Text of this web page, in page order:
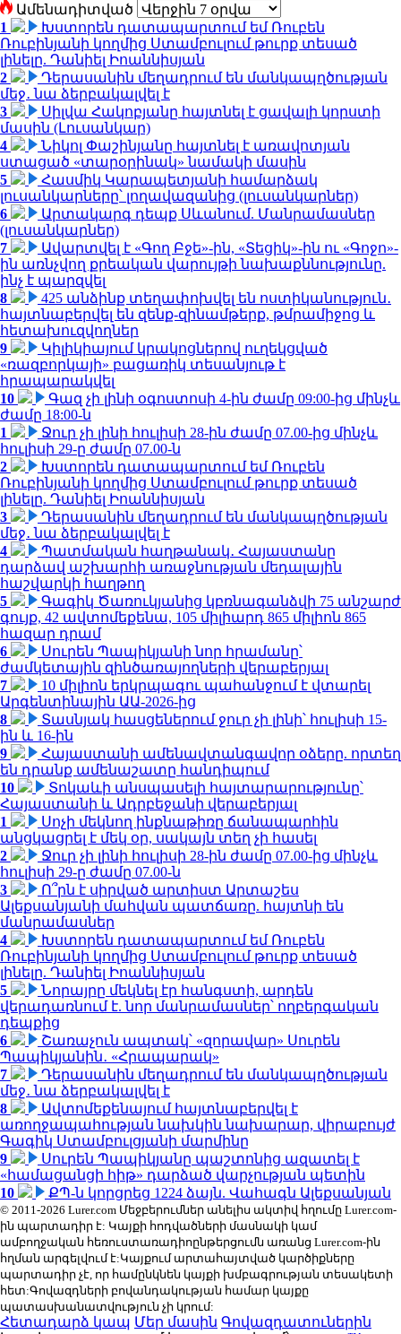
Ամենադիտված
1
Խստորեն դատապարտում եմ Ռուբեն
Ռուբինյանի կողմից Ստամբուլում թուրք տեսած
լինելը. Դանիել Իոաննիսյան
2
Դերասանին մեղադրում են մանկապղծության
մեջ․ նա ձերբակալվել է
3
Սիլվա Հակոբյանը հայտնել է ցավալի կորստի
մասին (Լուսանկար)
4
Նիկոլ Փաշինյանը հայտնել է առավոտյան
ստացած «տարօրինակ» նամակի մասին
5
Հասմիկ Կարապետյանի համարձակ
լուսանկարները՝ լողավազանից (լուսանկարներ)
6
Արտակարգ դեպք Սևանում. Մանրամասներ
(լուսանկարներ)
7
Ավարտվել է «Գող Բջե»-ին, «Տեցիկ»-ին ու «Գոջո»-
ին առնչվող քրեական վարույթի նախաքննությունը.
ինչ է պարզվել
8
425 անձինք տեղափոխվել են ոստիկանություն․
հայտնաբերվել են զենք-զինամթերք, թմրամիջոց և
հետախուզվողներ
9
Կիլիկիայում կրակոցներով ուղեկցված
«ռազբորկայի» բացառիկ տեսանյութ է
հրապարակվել
10
Գազ չի լինի օգոստոսի 4-ին ժամը 09:00-ից մինչև
ժամը 18:00-ն
1
Ջուր չի լինի հուլիսի 28-ին ժամը 07.00-ից մինչև
հուլիսի 29-ը ժամը 07.00-ն
2
Խստորեն դատապարտում եմ Ռուբեն
Ռուբինյանի կողմից Ստամբուլում թուրք տեսած
լինելը. Դանիել Իոաննիսյան
3
Դերասանին մեղադրում են մանկապղծության
մեջ․ նա ձերբակալվել է
4
Պատմական հաղթանակ․ Հայաստանը
դարձավ աշխարհի առաջնության մեդալային
հաշվարկի հաղթող
5
Գագիկ Ծառուկյանից կբռնագանձվի 75 անշարժ
գույք, 42 ավտոմեքենա, 105 միլիարդ 865 միլիոն 865
հազար դրամ
6
Սուրեն Պապիկյանի նոր հրամանը՝
ժամկետային զինծառայողների վերաբերյալ
7
10 միլիոն երկրպագու պահանջում է վտարել
Արգենտինային ԱԱ-2026-ից
8
Տասնյակ հասցեներում ջուր չի լինի՝ հուլիսի 15-
ին և 16-ին
9
Հայաստանի ամենավտանգավոր օձերը. որտեղ
են դրանք ամենաշատը հանդիպում
10
Տոկաևի անսպասելի հայտարարությունը՝
Հայաստանի և Ադրբեջանի վերաբերյալ
1
Սոչի մեկնող ինքնաթիռը ճանապարհին
անցկացրել է մեկ օր, սակայն տեղ չի հասել
2
Ջուր չի լինի հուլիսի 28-ին ժամը 07.00-ից մինչև
հուլիսի 29-ը ժամը 07.00-ն
3
Ո՞րն է սիրված արտիստ Արտաշես
Ալեքսանյանի մահվան պատճառը. հայտնի են
մանրամասներ
4
Խստորեն դատապարտում եմ Ռուբեն
Ռուբինյանի կողմից Ստամբուլում թուրք տեսած
լինելը. Դանիել Իոաննիսյան
5
Նորայրը մեկնել էր հանգստի, արդեն
վերադառնում է. նոր մանրամասներ՝ ողբերգական
դեպքից
6
Շառաչուն ապտակ՝ «զորավար» Սուրեն
Պապիկյանին․ «Հրապարակ»
7
Դերասանին մեղադրում են մանկապղծության
մեջ․ նա ձերբակալվել է
8
Ավտոմեքենայում հայտնաբերվել է
առողջապահության նախկին նախարար, վիրաբույժ
Գագիկ Ստամբուլցյանի մարմինը
9
Սուրեն Պապիկյանը պաշտոնից ազատել է
«համացանցի հիթ» դարձած վարչության պետին
10
ՔՊ-ն կորցրեց 1224 ձայն. Վահագն Ալեքսանյան
© 2011-2026 Lurer.com Մեջբերումներ անելիս ակտիվ հղումը Lurer.com-
ին պարտադիր է: Կայքի հոդվածների մասնակի կամ
ամբողջական հեռուստառադիոընթերցումն առանց Lurer.com-ին
հղման արգելվում է:Կայքում արտահայտված կարծիքները
պարտադիր չէ, որ համընկնեն կայքի խմբագրության տեսակետի
հետ:Գովազդների բովանդակության համար կայքը
պատասխանատվություն չի կրում:
Հետադարձ կապ Մեր մասին Գովազդատուներին